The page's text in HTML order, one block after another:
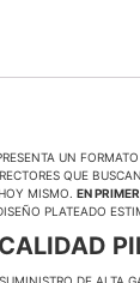
UN
QUE
MISMO. EN
PLATEADO